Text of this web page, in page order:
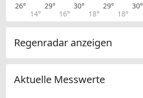
26°
14°
29°
16°
30°
18°
29°
18°
30°
Regenradar anzeigen
Aktuelle Messwerte